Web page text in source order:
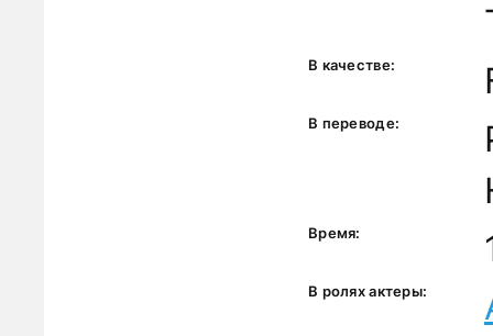
В качестве:
В переводе:
Время:
В ролях актеры: